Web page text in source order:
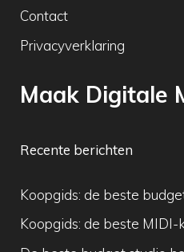
Contact
Privacyverklaring
Maak Digitale
Recente berichten
Koopgids: de beste
Koopgids: de beste MIDI-